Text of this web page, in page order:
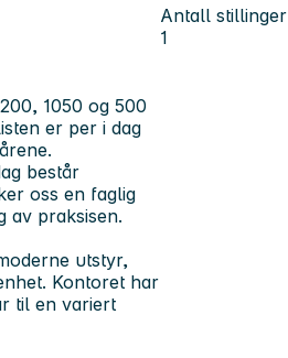
Antall stillinger
1
1050 og 500
er per i dag
består
oss en faglig
av praksisen.
utstyr,
Kontoret har
til en variert